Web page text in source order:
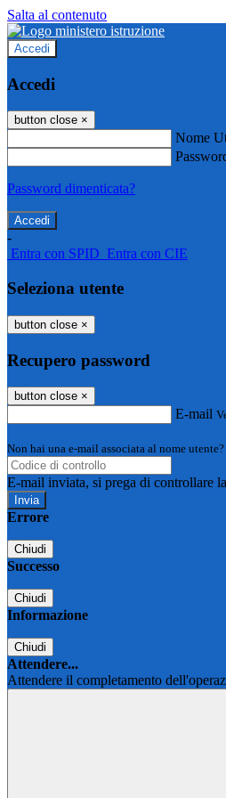
Salta al contenuto
Accedi
Accedi
button close ×
Nome
Password dimenticata?
-
Entra con SPID Entra con CIE
Seleziona utente
button close ×
Recupero password
button close ×
E-mail
Non hai una e-mail associata al nome
E-mail inviata, si prega di controllare
Errore
Chiudi
Successo
Chiudi
Informazione
Chiudi
Attendere...
Attendere il completamento